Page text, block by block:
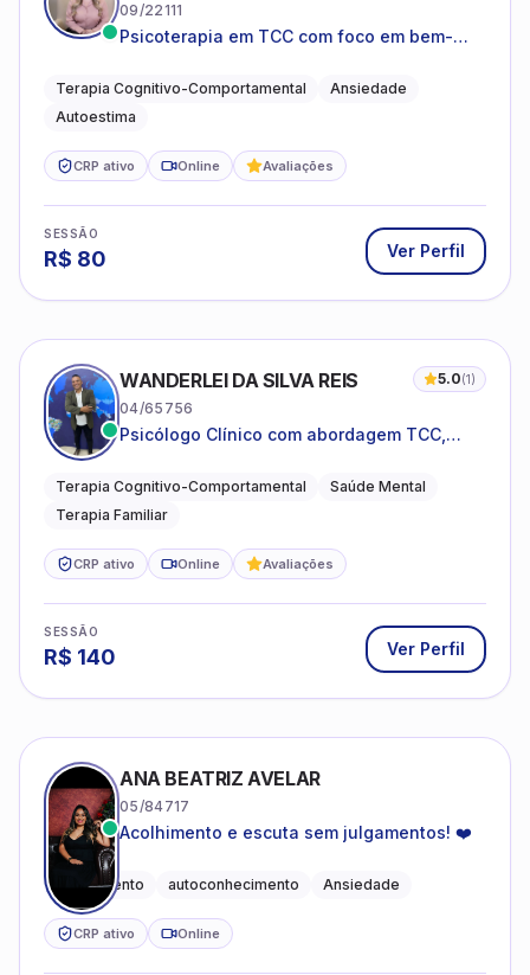
09/22111
Psicoterapia em TCC com foco em bem-
o cotidiano
Terapia Cognitivo-Comportamental
Ansiedade
Autoestima
CRP ativo Online Avaliações
SESSÃO
R$ 80 Ver Perfil
WANDERLEI DA SILVA REIS 5.0(1)
04/65756
Psicólogo Clínico com abordagem TCC,
sistêmica
Terapia Cognitivo-Comportamental
Saúde Mental
Terapia Familiar
CRP ativo Online Avaliações
SESSÃO
R$ 140 Ver Perfil
ANA BEATRIZ AVELAR
05/84717
Acolhimento e escuta sem julgamentos! ❤️
Acolhimento autoconhecimento Ansiedade
CRP ativo Online